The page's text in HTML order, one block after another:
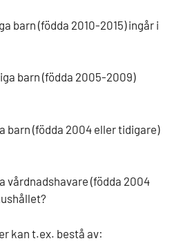
barn (födda 2010-2015) ingår i
barn (födda 2005-2009)
barn (födda 2004 eller tidigare)
vårdnadshavare (födda 2004
kan t.ex. bestå av: